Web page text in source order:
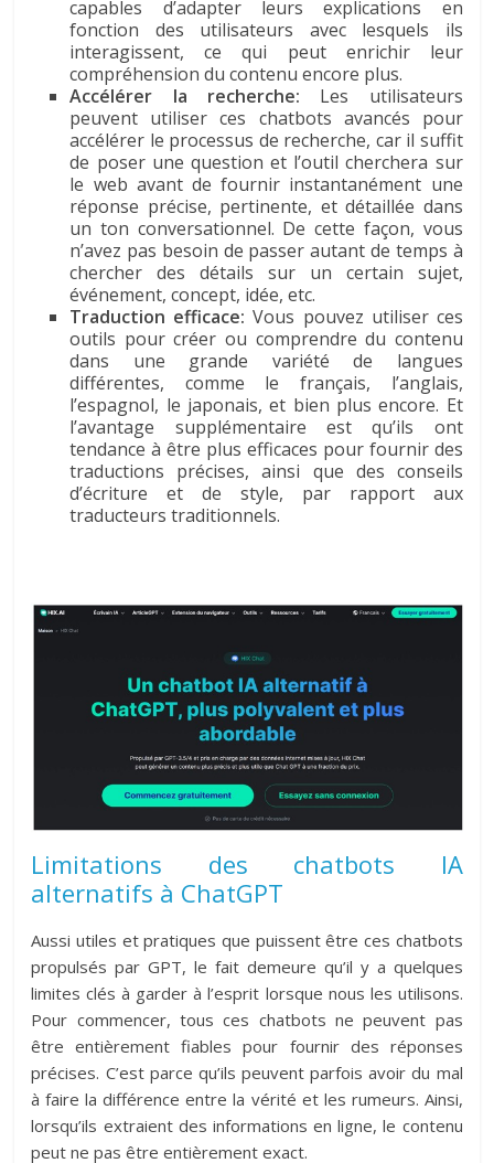
capables d’adapter leurs explications en
fonction des utilisateurs avec lesquels ils
interagissent, ce qui peut enrichir leur
compréhension du contenu encore plus.
Accélérer la recherche: Les utilisateurs
peuvent utiliser ces chatbots avancés pour
accélérer le processus de recherche, car il suffit
de poser une question et l’outil cherchera sur
le web avant de fournir instantanément une
réponse précise, pertinente, et détaillée dans
un ton conversationnel. De cette façon, vous
n’avez pas besoin de passer autant de temps à
chercher des détails sur un certain sujet,
événement, concept, idée, etc.
Traduction efficace: Vous pouvez utiliser ces
outils pour créer ou comprendre du contenu
dans une grande variété de langues
différentes, comme le français, l’anglais,
l’espagnol, le japonais, et bien plus encore. Et
l’avantage supplémentaire est qu’ils ont
tendance à être plus efficaces pour fournir des
traductions précises, ainsi que des conseils
d’écriture et de style, par rapport aux
traducteurs traditionnels.
Limitations des chatbots IA
alternatifs à ChatGPT
Aussi utiles et pratiques que puissent être ces chatbots
propulsés par GPT, le fait demeure qu’il y a quelques
limites clés à garder à l’esprit lorsque nous les utilisons.
Pour commencer, tous ces chatbots ne peuvent pas
être entièrement fiables pour fournir des réponses
précises. C’est parce qu’ils peuvent parfois avoir du mal
à faire la différence entre la vérité et les rumeurs. Ainsi,
lorsqu’ils extraient des informations en ligne, le contenu
peut ne pas être entièrement exact.